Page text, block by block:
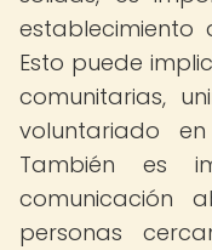
establecimiento
Esto puede
comunitarias,
voluntariado
También es
comunicación
personas